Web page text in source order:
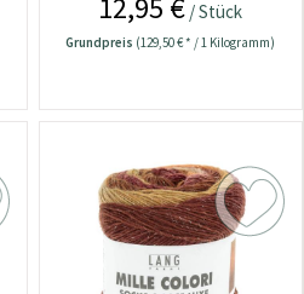
12,95 € / Stück
Grundpreis (129,50 € * / 1 Kilogramm)